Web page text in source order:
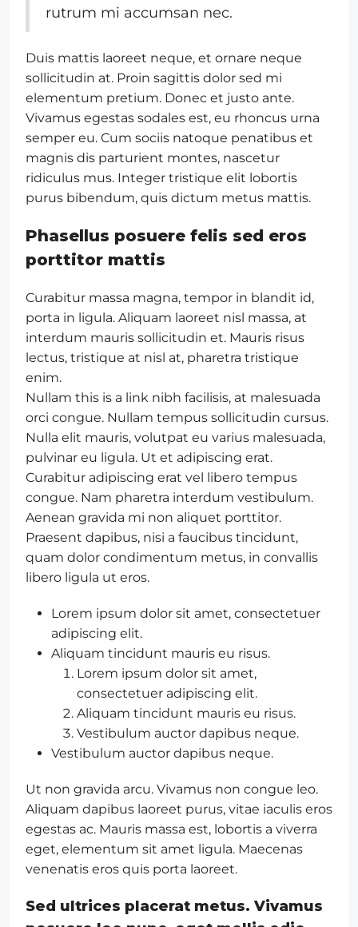
rutrum mi accumsan nec.
Duis mattis laoreet neque, et ornare neque
sollicitudin at. Proin sagittis dolor sed mi
elementum pretium. Donec et justo ante.
Vivamus egestas sodales est, eu rhoncus urna
semper eu. Cum sociis natoque penatibus et
magnis dis parturient montes, nascetur
ridiculus mus. Integer tristique elit lobortis
purus bibendum, quis dictum metus mattis.
Phasellus posuere felis sed eros
porttitor mattis
Curabitur massa magna, tempor in blandit id,
porta in ligula. Aliquam laoreet nisl massa, at
interdum mauris sollicitudin et. Mauris risus
lectus, tristique at nisl at, pharetra tristique
enim.
Nullam this is a link nibh facilisis, at malesuada
orci congue. Nullam tempus sollicitudin cursus.
Nulla elit mauris, volutpat eu varius malesuada,
pulvinar eu ligula. Ut et adipiscing erat.
Curabitur adipiscing erat vel libero tempus
congue. Nam pharetra interdum vestibulum.
Aenean gravida mi non aliquet porttitor.
Praesent dapibus, nisi a faucibus tincidunt,
quam dolor condimentum metus, in convallis
libero ligula ut eros.
Lorem ipsum dolor sit amet, consectetuer
adipiscing elit.
Aliquam tincidunt mauris eu risus.
Lorem ipsum dolor sit amet,
consectetuer adipiscing elit.
Aliquam tincidunt mauris eu risus.
Vestibulum auctor dapibus neque.
Vestibulum auctor dapibus neque.
Ut non gravida arcu. Vivamus non congue leo.
Aliquam dapibus laoreet purus, vitae iaculis eros
egestas ac. Mauris massa est, lobortis a viverra
eget, elementum sit amet ligula. Maecenas
venenatis eros quis porta laoreet.
Sed ultrices placerat metus. Vivamus